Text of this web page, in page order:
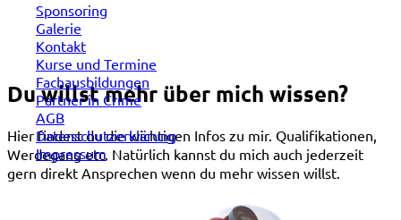
Sponsoring
Galerie
Kontakt
Kurse und Termine
Fachausbildungen
Partner in Crime
AGB
Datenschutzerklärung
Impressum
Du willst mehr über mich wissen?
Hier findest du die wichtigen Infos zu mir. Qualifikationen,
Werdegang etc. Natürlich kannst du mich auch jederzeit
gern direkt Ansprechen wenn du mehr wissen willst.